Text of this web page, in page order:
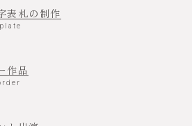
表札の制作
作品